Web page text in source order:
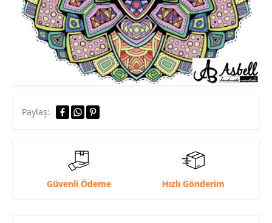
Paylaş:
Güvenli Ödeme Hızlı Gönderim